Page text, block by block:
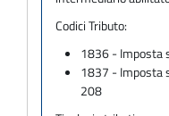
Codici Tributo:
1836 - Imposta
1837 - Imposta
208